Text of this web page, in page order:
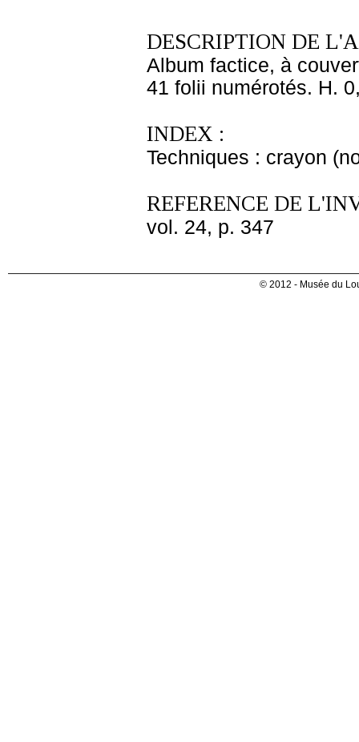
DESCRIPTION DE
Album factice, à
41 folii numérotés. H.
INDEX :
Techniques : crayon
REFERENCE DE
vol. 24, p. 347
© 2012 - Musée du